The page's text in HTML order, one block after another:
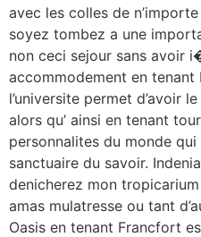
avec les colles de
soyez tombez a une
non ceci sejour sans avoir
accommodement en tenant
l’universite permet d’avoir
alors qu’ ainsi en tenant
personnalites du monde
sanctuaire du savoir.
denicherez mon
amas mulatresse ou tant
Oasis en tenant Francfort